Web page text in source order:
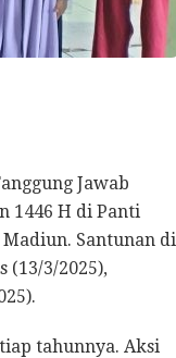
Jawab
1446 H di Panti
Santunan di
(13/3/2025),
tahunnya. Aksi